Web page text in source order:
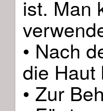
ist. Man
• Nach
die
• Zur